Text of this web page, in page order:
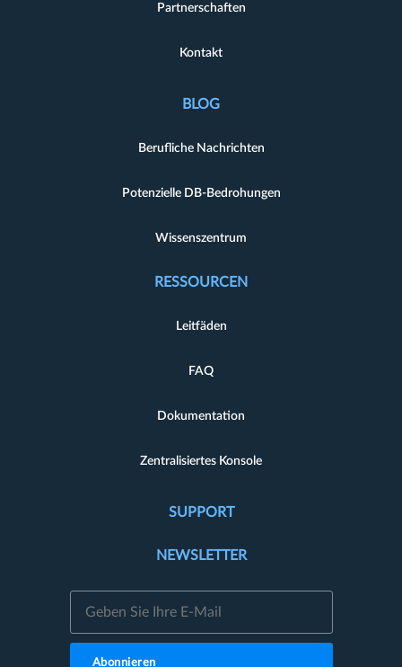
Partnerschaften
Kontakt
BLOG
Berufliche Nachrichten
Potenzielle DB-Bedrohungen
Wissenszentrum
RESSOURCEN
Leitfäden
FAQ
Dokumentation
Zentralisiertes Konsole
SUPPORT
NEWSLETTER
Abonnieren